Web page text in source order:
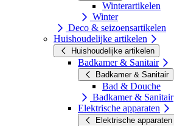
Winterartikelen
Winter
Deco & seizoensartikelen
Huishoudelijke artikelen
Huishoudelijke artikelen
Badkamer & Sanitair
Badkamer & Sanitair
Bad & Douche
Badkamer & Sanitair
Elektrische apparaten
Elektrische apparaten